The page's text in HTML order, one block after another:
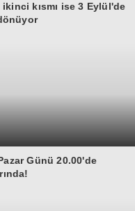
kısmı ise 3 Eylül'de
Günü 20.00'de